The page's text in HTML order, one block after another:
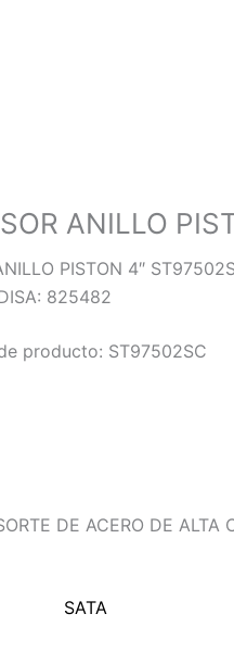
ANILLO
PISTON 4″
825482
producto: ST97502SC
DE ACERO DE
SATA